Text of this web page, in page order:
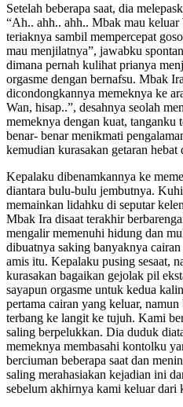
Setelah beberapa saat, dia
“Ah.. ahh.. ahh.. Mbak mau
teriaknya sambil mempercepat
mau menjilatnya”, jawabku
dimana pernah kulihat prianya
orgasme dengan bernafsu. Mbak
dicondongkannya memeknya ke
Wan, hisap..”, desahnya seolah
memeknya dengan kuat,
benar- benar menikmati
kemudian kurasakan getaran
Kepalaku dibenamkannya ke
diantara bulu-bulu jembutnya.
memainkan lidahku di seputar
Mbak Ira disaat terakhir
mengalir memenuhi hidung dan
dibuatnya saking banyaknya
amis itu. Kepalaku pusing sesaat,
kurasakan bagaikan gejolak pil
sayapun orgasme untuk kedua
pertama cairan yang keluar,
terbang ke langit ke tujuh. Kami
saling berpelukkan. Dia duduk
memeknya membasahi kontolku
berciuman beberapa saat dan
saling merahasiakan kejadian ini
sebelum akhirnya kami keluar dari